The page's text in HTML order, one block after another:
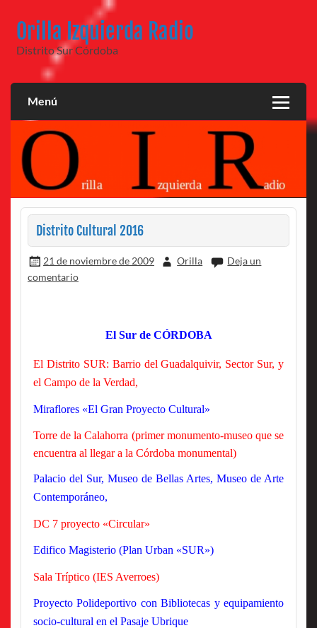
contenido
Orilla Izquierda Radio
Distrito Sur Córdoba
Menú
Distrito Cultural 2016
21 de noviembre de 2009 Orilla
Deja un
comentario
El Sur de CÓRDOBA
El Distrito SUR: Barrio del Guadalquivir, Sector Sur, y
el Campo de la Verdad,
Miraflores «El Gran Proyecto Cultural»
Torre de la Calahorra (primer monumento-museo que se
encuentra al llegar a la Córdoba monumental)
Palacio del Sur, Museo de Bellas Artes, Museo de Arte
Contemporáneo,
DC 7 proyecto «Circular»
Edifico Magisterio (Plan Urban «SUR»)
Sala Tríptico (IES Averroes)
Proyecto Polideportivo con Bibliotecas y equipamiento
socio-cultural en el Pasaje Ubrique